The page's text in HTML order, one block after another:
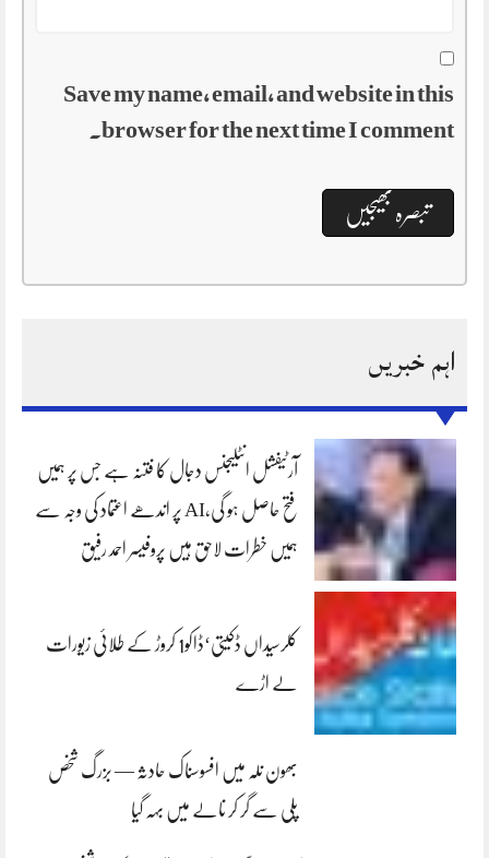
Save my name, email, and website in this
browser for the next time I comment.
اہم خبریں
آرٹیفشل انٹلیجنس دجال کا فتنہ ہے جس پر ہمیں
فتح حاصل ہو گی،AI پر اندھے اعتماد کی وجہ سے
ہمیں خطرات لاحق ہیں پروفیسر احمد رفیق
کلرسیداں ڈکیتی‘ڈاکو1 کروڑ کے طلائی زیورات
لے اڑے
بھون نلہ میں افسوسناک حادثہ — بزرگ شخص
پلی سے گر کر نالے میں بہہ گیا